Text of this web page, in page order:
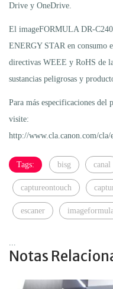
Drive y OneDrive.
El imageFORMULA DR-
ENERGY STAR en consumo
directivas WEEE y RoHS de
sustancias peligrosas y
Para más especificaciones
visite:
http://www.cla.canon.com/cla/
Tags: bisg canal
captureontouch
escaner
Notas